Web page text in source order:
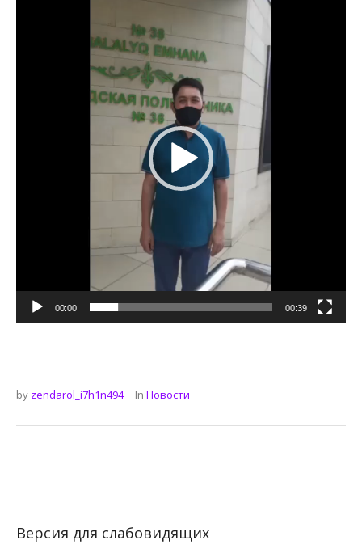
00:00 00:39
by zendarol_i7h1n494 In Новости
Версия для слабовидящих